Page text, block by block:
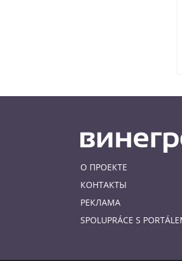
О ПРОЕКТЕ
КОНТАКТЫ
РЕКЛАМА
SPOLUPRÁCE S